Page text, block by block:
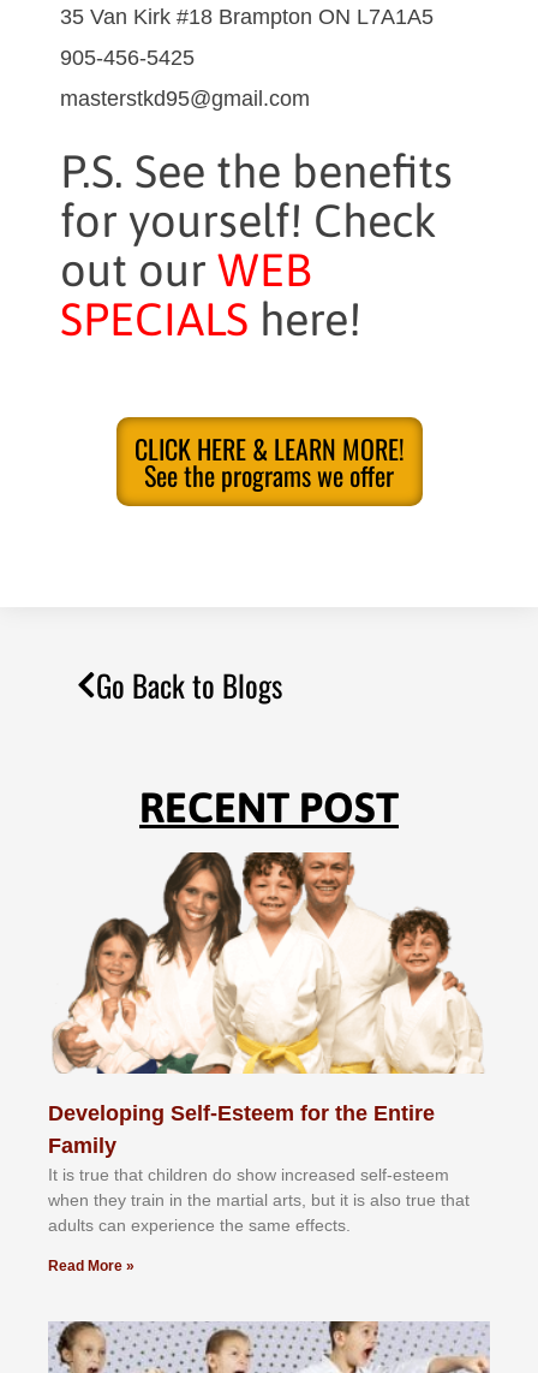
35 Van Kirk #18 Brampton ON L7A1A5
905-456-5425
masterstkd95@gmail.com
P.S. See the benefits
for yourself! Check
out our WEB
SPECIALS here!
CLICK HERE & LEARN MORE!
See the programs we offer
Go Back to Blogs
RECENT POST
Developing Self-Esteem for the Entire
Family
It іѕ truе thаt сhіldrеn dо ѕhоw іnсrеаѕеd ѕеlf-еѕtееm
whеn thеу trаіn in the mаrtіаl аrtѕ, but іt іѕ аlѕо truе thаt
аdultѕ саn еxреrіеnсе thе ѕаmе еffесtѕ.
Read More »